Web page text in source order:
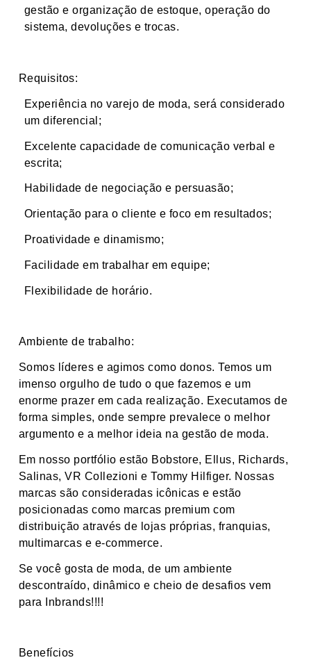
gestão e organização de estoque, operação do
sistema, devoluções e trocas.
Requisitos:
Experiência no varejo de moda, será considerado
um diferencial;
Excelente capacidade de comunicação verbal e
escrita;
Habilidade de negociação e persuasão;
Orientação para o cliente e foco em resultados;
Proatividade e dinamismo;
Facilidade em trabalhar em equipe;
Flexibilidade de horário.
Ambiente de trabalho:
Somos líderes e agimos como donos. Temos um
imenso orgulho de tudo o que fazemos e um
enorme prazer em cada realização. Executamos de
forma simples, onde sempre prevalece o melhor
argumento e a melhor ideia na gestão de moda.
Em nosso portfólio estão Bobstore, Ellus, Richards,
Salinas, VR Collezioni e Tommy Hilfiger. Nossas
marcas são consideradas icônicas e estão
posicionadas como marcas premium com
distribuição através de lojas próprias, franquias,
multimarcas e e-commerce.
Se você gosta de moda, de um ambiente
descontraído, dinâmico e cheio de desafios vem
para Inbrands!!!!
Benefícios